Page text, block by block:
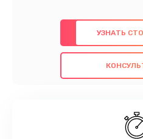
предлагаем быстрый и
использованием
также гарантируем
проведенных работ.
наилучшим образом. Не
УЗНАТЬ